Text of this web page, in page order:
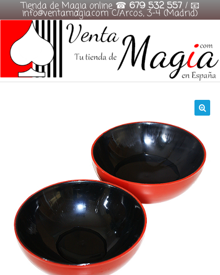
Tienda de Magia online ☎ 679 532 557/ 📧
info@ventamagia.com C/Arcos, 3-4 (Madrid)
content